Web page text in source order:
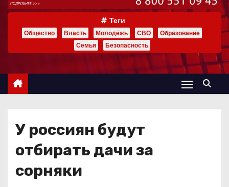
ж
Теги
Общество Власть Молодёжь СВО
Образование
Семья
Безопасность
У россиян будут
отбирать дачи за
сорняки